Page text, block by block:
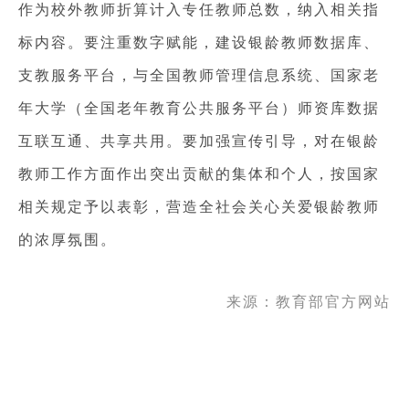
作为校外教师折算计入专任教师总数，纳入相关指
标内容。要注重数字赋能，建设银龄教师数据库、
支教服务平台，与全国教师管理信息系统、国家老
年大学（全国老年教育公共服务平台）师资库数据
互联互通、共享共用。要加强宣传引导，对在银龄
教师工作方面作出突出贡献的集体和个人，按国家
相关规定予以表彰，营造全社会关心关爱银龄教师
的浓厚氛围。
来源：教育部官方网站